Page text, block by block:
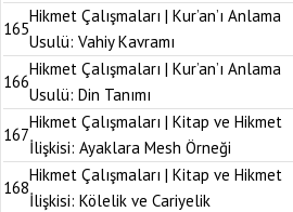
165
Hikmet Çalışmaları | Kur’an’ı Anlama
Usulü: Vahiy Kavramı
166
Hikmet Çalışmaları | Kur’an’ı Anlama
Usulü: Din Tanımı
167
Hikmet Çalışmaları | Kitap ve Hikmet
İlişkisi: Ayaklara Mesh Örneği
168
Hikmet Çalışmaları | Kitap ve Hikmet
İlişkisi: Kölelik ve Cariyelik